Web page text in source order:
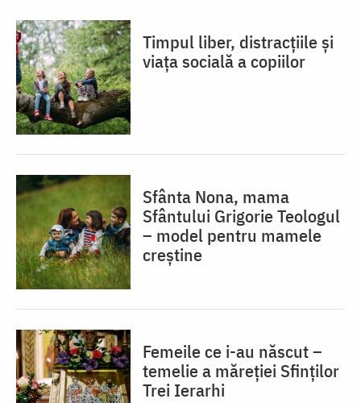
Timpul liber, distracțiile și
viața socială a copiilor
Sfânta Nona, mama
Sfântului Grigorie Teologul
– model pentru mamele
creștine
Femeile ce i-au născut –
temelie a măreției Sfinților
Trei Ierarhi